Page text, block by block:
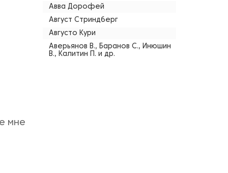
мне
Авва Дорофей
Август Стриндберг
Августо Кури
Аверьянов В., Баранов С., Инюшин
В., Калитин П. и др.